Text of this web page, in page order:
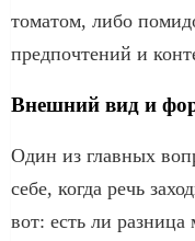
томатом, либо
предпочтений и
Внешний вид и
Один из главных
себе, когда речь
вот: есть ли